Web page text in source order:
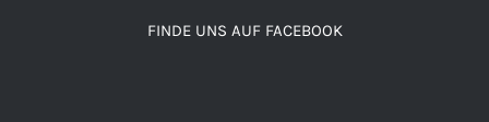
FINDE UNS AUF FACEBOOK